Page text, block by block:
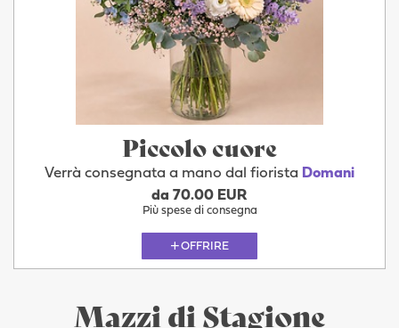
Piccolo cuore
Verrà consegnata a mano dal fiorista Domani
da 70.00 EUR
Più spese di consegna
OFFRIRE
Mazzi di Stagione